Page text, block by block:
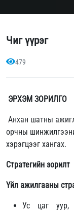
Чиг үүрэг
479
ЭРХЭМ ЗОРИЛГО
Анхан шатны
орчны
хэрэгцээг хангах.
Стратегийн зорилт
Үйл ажилгааны
Ус цаг уур,